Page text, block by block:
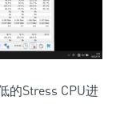
的Stress CPU进